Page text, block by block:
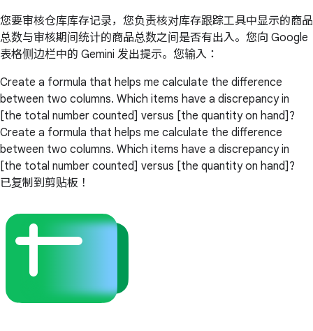
您要审核仓库库存记录，您负责核对库存跟踪工具中显示的商品
总数与审核期间统计的商品总数之间是否有出入。您向 Google
表格侧边栏中的 Gemini 发出提示。您输入：
Create a formula that helps me calculate the difference
between two columns. Which items have a discrepancy in
[the total number counted] versus [the quantity on hand]?
Create a formula that helps me calculate the difference
between two columns. Which items have a discrepancy in
[the total number counted] versus [the quantity on hand]?
已复制到剪贴板！